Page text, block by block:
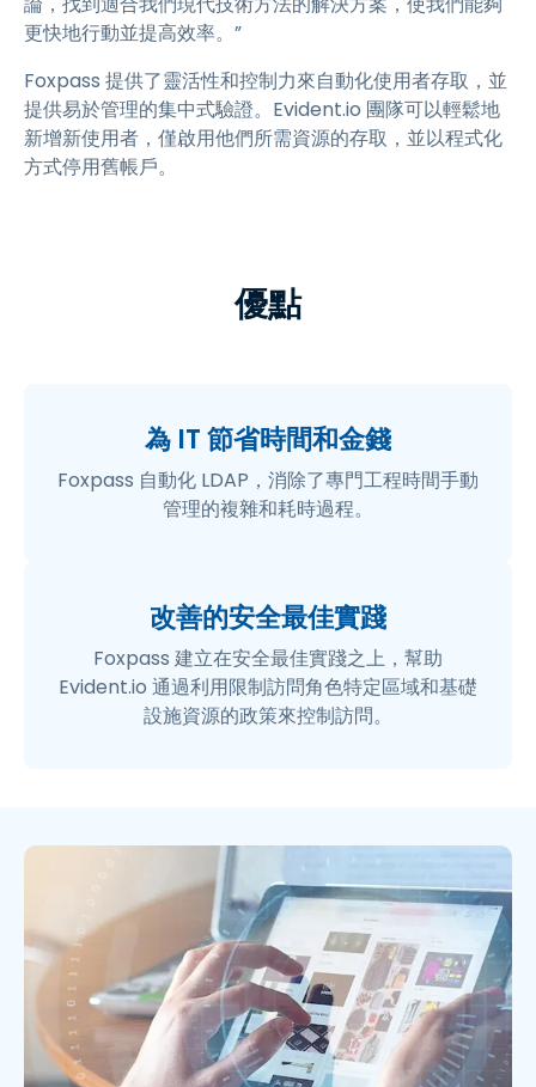
更快地行動並提高效率。”
Foxpass 提供了靈活性和控制力來自動化使用者存取，並
提供易於管理的集中式驗證。Evident.io 團隊可以輕鬆地
新增新使用者，僅啟用他們所需資源的存取，並以程式化
方式停用舊帳戶。
優點
為 IT 節省時間和金錢
Foxpass 自動化 LDAP，消除了專門工程時間手動
管理的複雜和耗時過程。
改善的安全最佳實踐
Foxpass 建立在安全最佳實踐之上，幫助
Evident.io 通過利用限制訪問角色特定區域和基礎
設施資源的政策來控制訪問。